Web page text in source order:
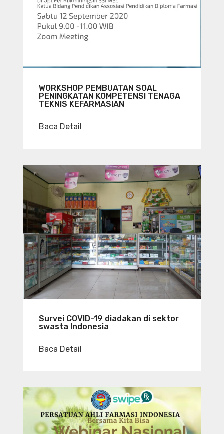
WORKSHOP PEMBUATAN SOAL
PENINGKATAN KOMPETENSI TENAGA
TEKNIS KEFARMASIAN
Baca Detail
Survei COVID-19 diadakan di sektor
swasta Indonesia
Baca Detail